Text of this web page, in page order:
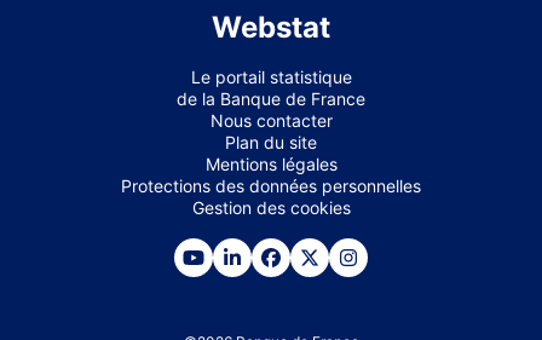
Webstat
Le portail statistique
de la Banque de France
Nous contacter
Plan du site
Mentions légales
Protections des données personnelles
Gestion des cookies